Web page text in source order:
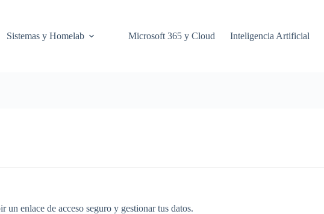
Sistemas y Homelab Microsoft 365 y Cloud Inteligencia Artificial
un enlace de acceso seguro y gestionar tus datos.